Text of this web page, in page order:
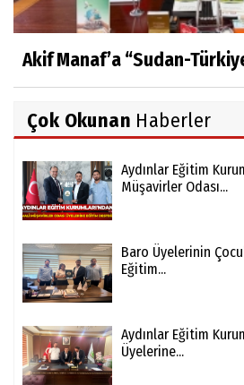
Akif Manaf’a “Sudan-
Çok Okunan Haberler
Aydınlar Eğitim
Müşavirler Odası...
Baro Üyelerinin
Eğitim...
Aydınlar Eğitim
Üyelerine...